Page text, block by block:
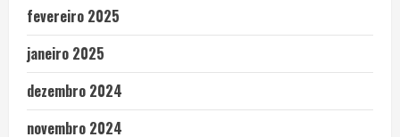
fevereiro 2025
janeiro 2025
dezembro 2024
novembro 2024